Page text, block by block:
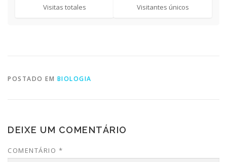
Visitas totales Visitantes únicos
POSTADO EM BIOLOGIA
DEIXE UM COMENTÁRIO
COMENTÁRIO *